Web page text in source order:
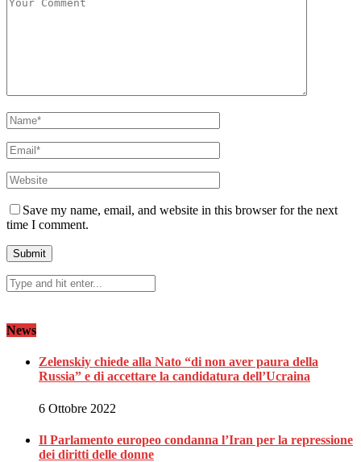
Save my name, email, and website in this browser for the next
time I comment.
News
Zelenskiy chiede alla Nato “di non aver paura della
Russia” e di accettare la candidatura dell’Ucraina
6 Ottobre 2022
Il Parlamento europeo condanna l’Iran per la repressione
dei diritti delle donne